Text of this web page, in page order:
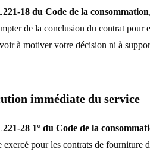
18 du Code de la consommation
de la conclusion du contrat pour
à motiver votre décision ni à
immédiate du service
28 1° du Code de la
exercé pour les contrats de fourniture